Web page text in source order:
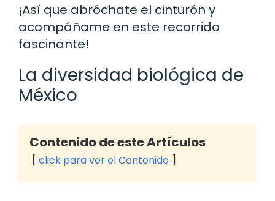
¡Así que abróchate el cinturón y
acompáñame en este recorrido
fascinante!
La diversidad biológica de
México
Contenido de este Artículos
click para ver el Contenido